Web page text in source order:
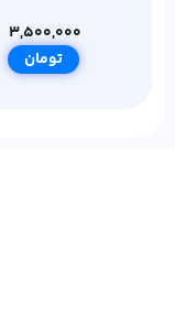
3,500,000
تومان